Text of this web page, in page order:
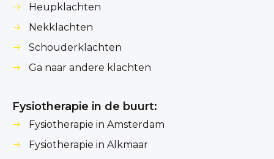
Heupklachten
Nekklachten
Schouderklachten
Ga naar andere klachten
Fysiotherapie in de buurt:
Fysiotherapie in Amsterdam
Fysiotherapie in Alkmaar